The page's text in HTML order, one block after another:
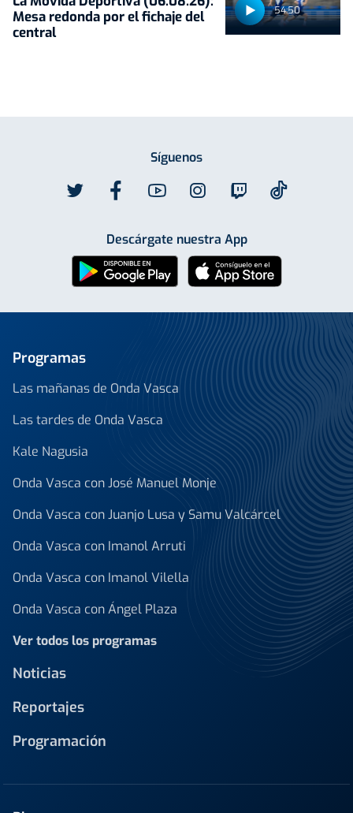
54:50
Mesa redonda por el fichaje del
central
Síguenos
Descárgate nuestra App
Programas
Las mañanas de Onda Vasca
Las tardes de Onda Vasca
Kale Nagusia
Onda Vasca con José Manuel Monje
Onda Vasca con Juanjo Lusa y Samu Valcárcel
Onda Vasca con Imanol Arruti
Onda Vasca con Imanol Vilella
Onda Vasca con Ángel Plaza
Ver todos los programas
Noticias
Reportajes
Programación